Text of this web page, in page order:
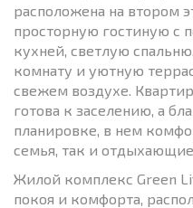
расположена на втором
просторную гостиную с
кухней, светлую
комнату и уютную
свежем воздухе.
готова к заселению, а
планировке, в нем
семья, так и отдыхающие.
Жилой комплекс Green
покоя и комфорта,